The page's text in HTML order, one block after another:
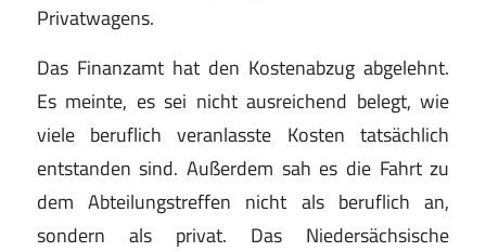
Privatwagens.
Das Finanzamt hat den Kostenabzug abgelehnt.
Es meinte, es sei nicht ausreichend belegt, wie
viele beruflich veranlasste Kosten tatsächlich
entstanden sind. Außerdem sah es die Fahrt zu
dem Abteilungstreffen nicht als beruflich an,
sondern als privat. Das Niedersächsische